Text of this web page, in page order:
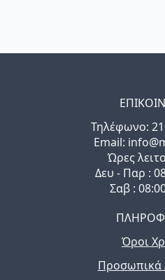
Τηλέφωνo:
Email:
Ώρες
Δευ - Παρ :
Σαβ :
Όροι
Προσωπικά